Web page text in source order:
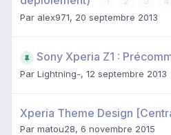
Par alex971, 20 septembre 2013
Sony Xperia Z1 :
Par Lightning-, 12 septembre 2013
Xperia Theme Design
Par matou28, 6 novembre 2015